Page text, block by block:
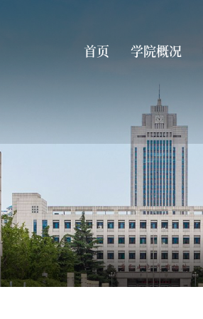
首页 学院概况